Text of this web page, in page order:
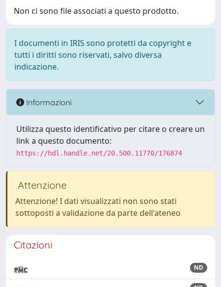
Non ci sono file associati a questo prodotto.
I documenti in IRIS sono protetti da copyright e
tutti i diritti sono riservati, salvo diversa
indicazione.
Informazioni
Utilizza questo identificativo per citare o creare un
link a questo documento:
https://hdl.handle.net/20.500.11770/176874
Attenzione
Attenzione! I dati visualizzati non sono stati
sottoposti a validazione da parte dell'ateneo
Citazioni
ND